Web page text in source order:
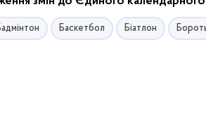
Баскетбол Біатлон